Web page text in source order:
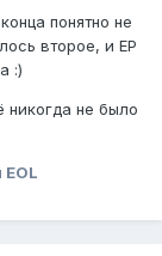
понятно не
второе, и ЕР
:)
никогда не было